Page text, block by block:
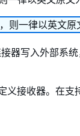
则一律以英文原
器写入外部系
义接收器。在支